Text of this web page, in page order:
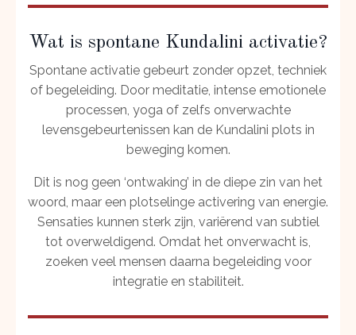
Wat is spontane Kundalini activatie?
Spontane activatie gebeurt zonder opzet, techniek
of begeleiding. Door meditatie, intense emotionele
processen, yoga of zelfs onverwachte
levensgebeurtenissen kan de Kundalini plots in
beweging komen.
Dit is nog geen ‘ontwaking’ in de diepe zin van het
woord, maar een plotselinge activering van energie.
Sensaties kunnen sterk zijn, variërend van subtiel
tot overweldigend. Omdat het onverwacht is,
zoeken veel mensen daarna begeleiding voor
integratie en stabiliteit.